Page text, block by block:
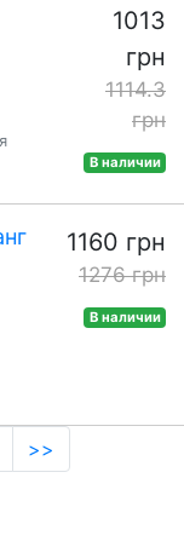
1013
грн
1114.3
грн
В наличии
1160 грн
1276 грн
В наличии
>>